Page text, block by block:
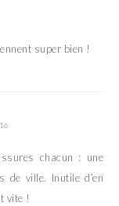
super bien !
chacun : une
de ville. Inutile d’en
vite !